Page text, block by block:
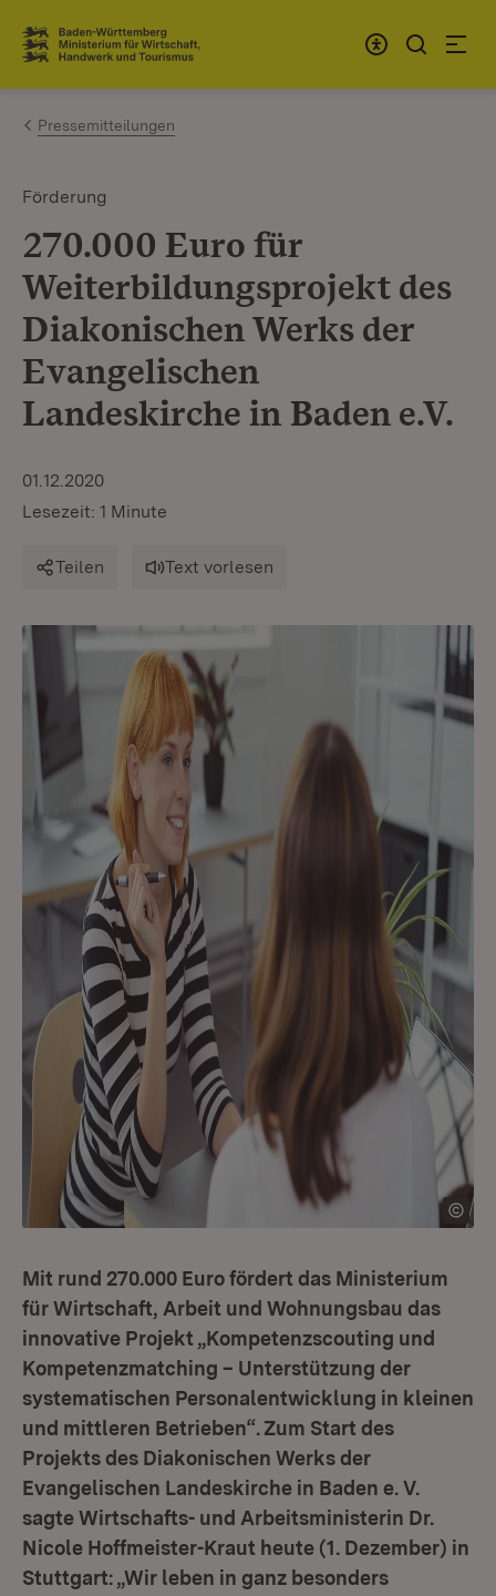
Zum Inhalt springen
Link zur Startseite
Pressemitteilungen
Förderung
270.000 Euro für
Weiterbildungsprojekt des
Diakonischen Werks der
Evangelischen
Landeskirche in Baden e.V.
01.12.2020
Lesezeit: 1 Minute
Teilen Text vorlesen
Mit rund 270.000 Euro fördert das Ministerium
für Wirtschaft, Arbeit und Wohnungsbau das
innovative Projekt „Kompetenzscouting und
Kompetenzmatching – Unterstützung der
systematischen Personalentwicklung in kleinen
und mittleren Betrieben“. Zum Start des
Projekts des Diakonischen Werks der
Evangelischen Landeskirche in Baden e. V.
sagte Wirtschafts- und Arbeitsministerin Dr.
Nicole Hoffmeister-Kraut heute (1. Dezember) in
Stuttgart: „Wir leben in ganz besonders